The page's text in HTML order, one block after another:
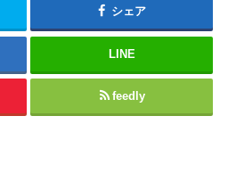
シェア
LINE
feedly